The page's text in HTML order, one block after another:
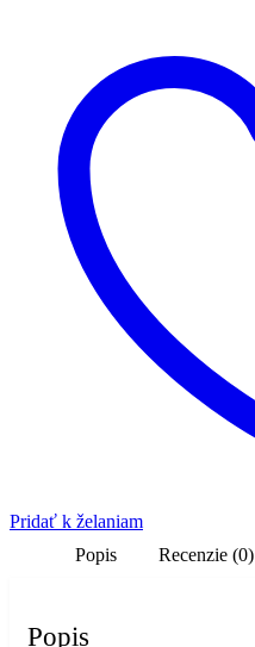
Pridať k želaniam
Popis
Recenzie (0)
Popis